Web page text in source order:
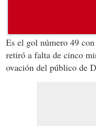
Es el gol número 49
retiró a falta de cinco
ovación del público de